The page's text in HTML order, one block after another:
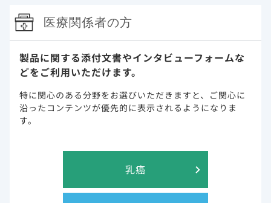
下記日程にてメンテナンス作業を予定しております。
メンテナンス日時：
メンテナンス時間帯は、ページが正しく表示されない場合が
ございます。
みなさまにはご不便おかけいたしますが、何卒ご理解いただ
きますようお願い申し上げます。
※作業進捗により、前後する場合がございます。ご了承くだ
医療関係者の方
製品に関する添付文書やインタビューフォームな
どをご利用いただけます。
特に関心のある分野をお選びいただきますと、 ご関心に
沿ったコンテンツが優先的に表示されるようになりま
す。
乳癌